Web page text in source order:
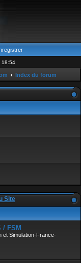
18:54
Index du forum
Site
/ FSM
et Simulation-France-